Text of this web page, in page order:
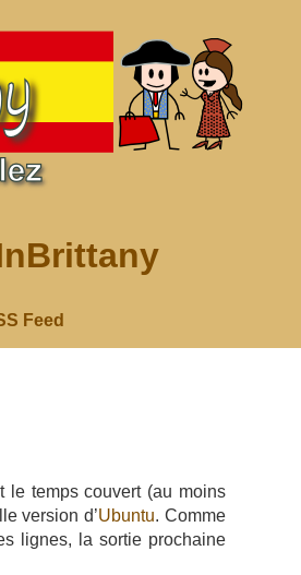
Feed
le temps couvert (au moins
version d’Ubuntu. Comme
lignes, la sortie prochaine